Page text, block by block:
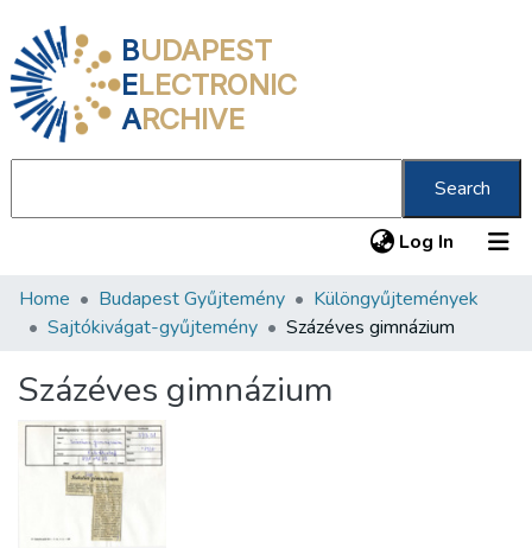
BUDAPEST
ELECTRONIC
ARCHIVE
Search
Log In (current)
Communities & Collections
Statistics
About us
Home Budapest Gyűjtemény
Különgyűjtemények
Sajtókivágat-gyűjtemény
Százéves gimnázium
Százéves gimnázium